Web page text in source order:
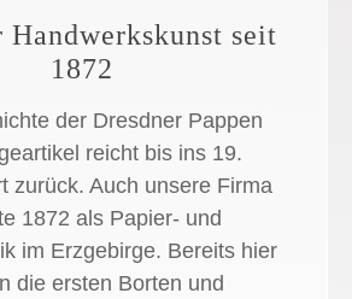
Handwerkskunst seit
1872
der Dresdner Pappen
reicht bis ins 19.
zurück. Auch unsere Firma
1872 als Papier- und
im Erzgebirge. Bereits hier
die ersten Borten und